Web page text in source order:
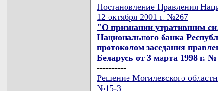
Постановление Правления
12 октября 2001 г. №267
"О признании утратившим
Национального банка
протоколом заседания
Беларусь от 3 марта 1998 г.
----------
Решение Могилевского
№15-3